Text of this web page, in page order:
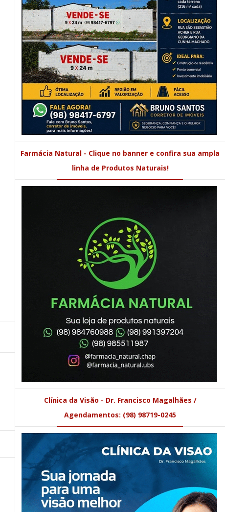
Farmácia Natural - Clique no banner e confira sua ampla
linha de Produtos Naturais!
Clínica da Visão - Dr. Francisco Magalhães /
Agendamentos: (98) 98719-0245